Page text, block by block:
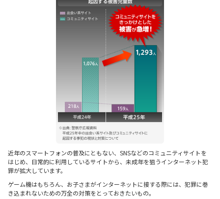
近年のスマートフォンの普及にともない、SNSなどのコミュニティサイトを
はじめ、日常的に利用しているサイトから、未成年を狙うインターネット犯
罪が拡大しています。
ゲーム機はもちろん、お子さまがインターネットに接する際には、犯罪に巻
き込まれないための万全の対策をとっておきたいもの。